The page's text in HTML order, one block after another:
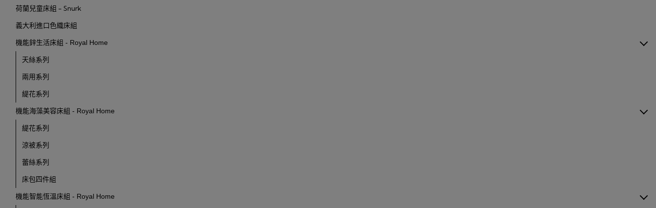
荷蘭兒童床組 - Snurk
義大利進口色織床組
機能鋅生活床組 - Royal Home
天絲系列
兩用系列
緹花系列
機能海藻美容床組 - Royal Home
緹花系列
涼被系列
蕾絲系列
床包四件組
機能智能恆溫床組 - Royal Home